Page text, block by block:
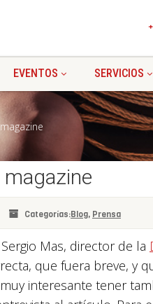
EVENTOS SERVICIOS
magazine
Categorías:Blog, Prensa
Mas, director de la
que fuera breve, y
interesante tener